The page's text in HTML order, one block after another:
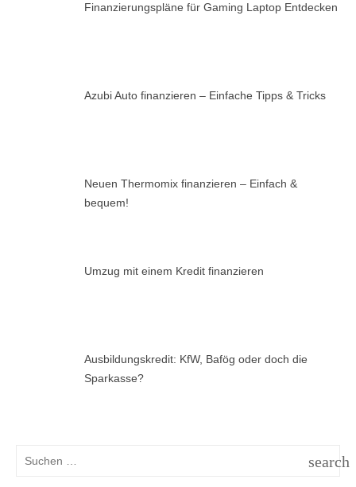
Finanzierungspläne für Gaming Laptop Entdecken
Azubi Auto finanzieren – Einfache Tipps & Tricks
Neuen Thermomix finanzieren – Einfach &
bequem!
Umzug mit einem Kredit finanzieren
Ausbildungskredit: KfW, Bafög oder doch die
Sparkasse?
search